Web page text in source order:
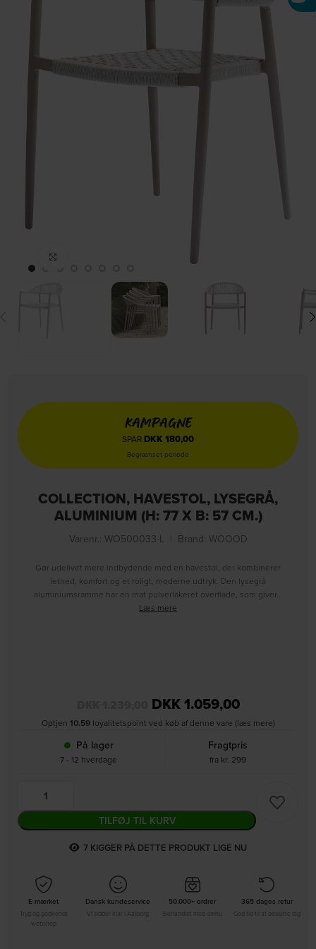
KAMPAGNE
SPAR DKK 180,00
Begrænset periode
COLLECTION, HAVESTOL, LYSEGRÅ,
ALUMINIUM (H: 77 X B: 57 CM.)
Varenr.: WO500033-L Brand: WOOOD
Gør udelivet mere indbydende med en havestol, der kombinerer
lethed, komfort og et roligt, moderne udtryk. Den lysegrå
aluminiumsramme har en mat pulverlakeret overflade, som giver…
Læs mere
DKK1.059,00
Optjen 10.59loyalitetspoint ved køb af denne vare (læs mere)
På lager
7 - 12 hverdage
Fragtpris
fra kr. 299
TILFØJ TIL KURV
7 KIGGER PÅ DETTE PRODUKT LIGE NU
E-mærket
Tryg og godkendt
Dansk kundeservice
Vi sidder klar i Aalborg
50.000+ ordrer
Behandlet med omhu
365 dages retur
God tid til at beslutte dig